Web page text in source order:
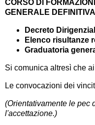
CORSO DI
GENERALE DEFINITIVA
Decreto
Elenco risultanze
Graduatoria
Si comunica altresì che
Le convocazioni dei
(Orientativamente le pec
l'accettazione.)